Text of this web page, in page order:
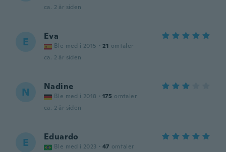
ca. 2 år siden
E Eva
Ble med i 2015 · 21 omtaler
ca. 2 år siden
N Nadine
Ble med i 2018 · 175 omtaler
ca. 2 år siden
E Eduardo
Ble med i 2023 · 47 omtaler